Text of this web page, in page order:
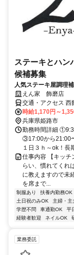
ステーキとハン
候補募集
人気ステーキ屋調理
えん家 飾磨店
交通・アクセス 西
時給1,170円～
兵庫県姫路市
勤務時間詳細
③17:00から21:00
１日３ｈ～ok！長
仕事内容 【キッチ
らい、慣れてくれ
に教えますので未
を席まで...
制服あり 扶養内勤務OK
土日祝のみOK
主婦・主
学歴不問
車通勤OK 平
経験者歓迎
ネイルOK
業務委託